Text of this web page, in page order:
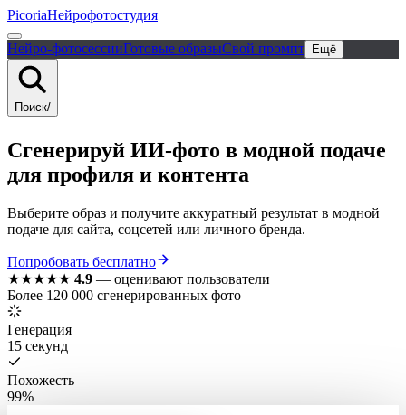
PicoriaНейрофотостудия
Нейро-фотосессииГотовые образыСвой промпт Ещё
Поиск/
Сгенерируй ИИ-фото в модной подаче
для профиля и контента
Выберите образ и получите аккуратный результат в модной
подаче для сайта, соцсетей или личного бренда.
Попробовать бесплатно
★★★★★ 4.9 — оценивают пользователи
Более 120 000 сгенерированных фото
Генерация
15 секунд
Похожесть
99%